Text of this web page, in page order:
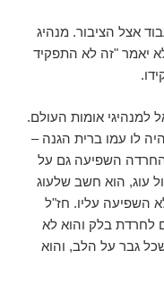
אצל הציבור. מנהיג
יאמר "זה לא התפקיד
למנהיגי אומות העולם.
לו עמו ברית הגנה –
השפיעה גם על
עוג, הוא חשב שלעוג
השפיעה עליו. חז"ל
לחרדת בלק והוא לא
גבר על הלב, והוא